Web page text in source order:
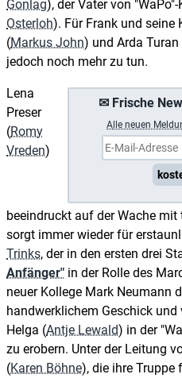
Gonlag), der Vater von
Osterloh). Für Frank und seine
(Markus John) und Arda Turan
jedoch noch mehr zu tun.
✉ Frische
Alle neuen
Lena
Preser
(Romy
Vreden)
beeindruckt auf der Wache
sorgt immer wieder für
Trinks, der in den ersten drei
Anfänger" in der Rolle des
neuer Kollege Mark Neumann
handwerklichem Geschick
Helga (Antje Lewald) in der
zu erobern. Unter der Leitung
(Karen Böhne), die ihre Truppe